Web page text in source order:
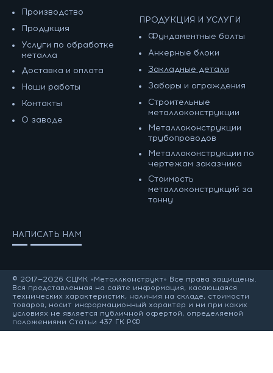
Производство
Продукция
Услуги по обработке
металла
Доставка и оплата
Наши работы
Контакты
О заводе
ПРОДУКЦИЯ И УСЛУГИ
Фундаментные болты
Анкерные блоки
Закладные детали
Заборы и ограждения
Строительные
металлоконструкции
Металлоконструкции
трубопроводов
Металлоконструкции по
чертежам заказчика
Cтоимость
металлоконструкций за
тонну
НАПИСАТЬ НАМ
© 2017—2026 СЦМК «Металлконструкт» Все права защищены.
Вся представленная на сайте информация, касающаяся
технических характеристик, наличия на складе, стоимости
товаров, носит информационный характер и ни при каких
условиях не является публичной офертой, определяемой
положениями Статьи 437 ГК РФ